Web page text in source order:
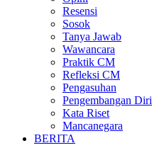
Resensi
Sosok
Tanya Jawab
Wawancara
Praktik CM
Refleksi CM
Pengasuhan
Pengembangan Diri
Kata Riset
Mancanegara
BERITA